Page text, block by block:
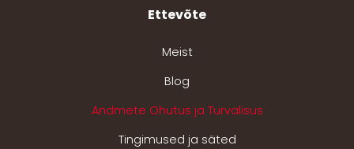
Ettevõte
Meist
Blog
Andmete Ohutus ja Turvalisus
Tingimused ja säted